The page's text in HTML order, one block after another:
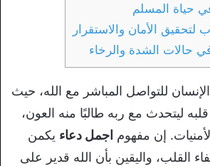
حياة المسلم
الأمان والاستقرار
حالات الشدة والرخاء
للتواصل المباشر مع الله، حيث
ليتحدث مع ربه طالبًا منه العون،
إن مفهوم اجمل دعاء يكمن
القلب، واليقين بأن الله قدير على